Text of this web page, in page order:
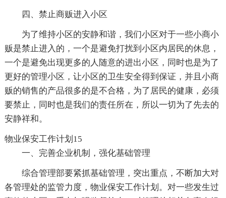
四、禁止商贩进入小区
为了维持小区的安静和谐，我们小区对于一些小商小
贩是禁止进入的，一个是避免打扰到小区内居民的休息，
一个是避免出现更多的人随意的进出小区，同时也是为了
更好的管理小区，让小区的卫生安全得到保证，并且小商
贩的销售的产品很多的是不合格，为了居民的健康，必须
要禁止，同时也是我们的责任所在，所以一切为了先去的
安静祥和。
物业保安工作计划15
一、完善企业机制，强化基础管理
综合管理部要紧抓基础管理，突出重点，不断加大对
各管理处的监管力度，物业保安工作计划。对一些发生过